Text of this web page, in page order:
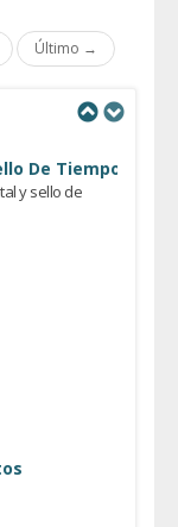
Último →
De Tiempo
y sello de
Previous